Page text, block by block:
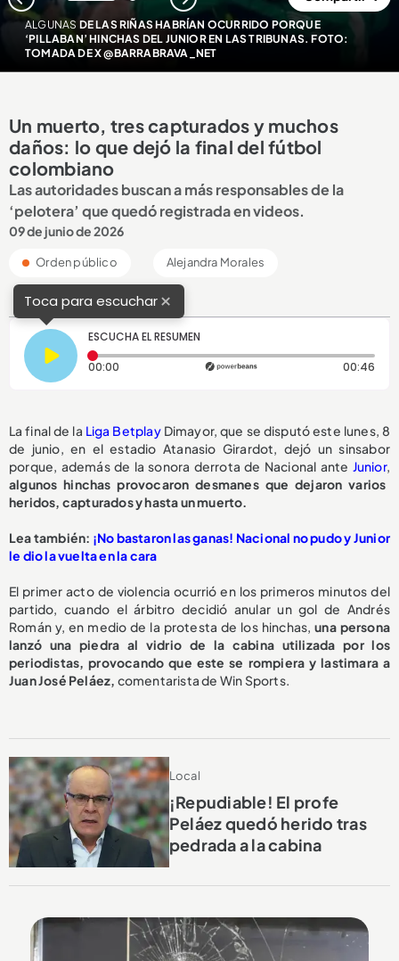
ALGUNAS DE LAS RIÑAS HABRÍAN OCURRIDO PORQUE
‘PILLABAN’ HINCHAS DEL JUNIOR EN LAS TRIBUNAS. FOTO:
TOMADA DE X @BARRABRAVA_NET
Un muerto, tres capturados y muchos
daños: lo que dejó la final del fútbol
colombiano
Las autoridades buscan a más responsables de la
‘pelotera’ que quedó registrada en videos.
09 de junio de 2026
Orden público Alejandra Morales
Toca para escuchar×
ESCUCHA EL RESUMEN
00:00 Tiempo transcurrido: 0 segundos 00:46
La final de la Liga BetplayDimayor, que se disputó este lunes, 8
de junio, en el estadio Atanasio Girardot, dejó un sinsabor
porque, además de la sonora derrota de Nacional ante Junior,
algunos hinchas provocaron desmanes que dejaron varios
heridos, capturados y hasta un muerto.
Lea también: ¡No bastaron las ganas! Nacional no pudo y Junior
le dio la vuelta en la cara
El primer acto de violencia ocurrió en los primeros minutos del
partido, cuando el árbitro decidió anular un gol de Andrés
Román y, en medio de la protesta de los hinchas,una persona
lanzó una piedra al vidrio de la cabina utilizada por los
periodistas, provocando que este se rompiera y lastimara a
Juan José Peláez, comentarista de Win Sports.
Local
¡Repudiable! El profe
Peláez quedó herido tras
pedrada a la cabina